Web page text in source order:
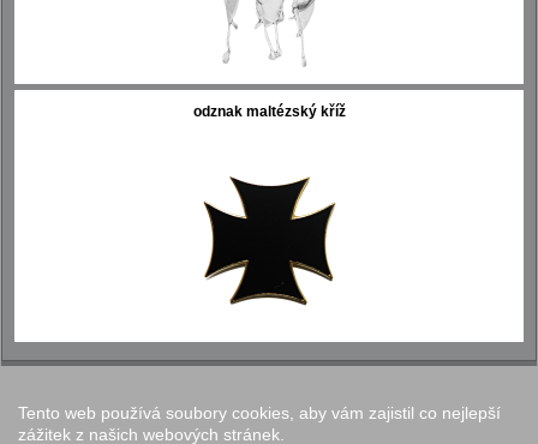
odznak maltézský kříž
Nastavení cookies
Tento web používá soubory cookies, aby vám zajistil co nejlepší
zážitek z našich webových stránek.